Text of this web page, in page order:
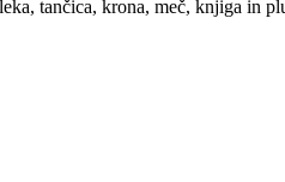
tančica, krona, meč, knjiga